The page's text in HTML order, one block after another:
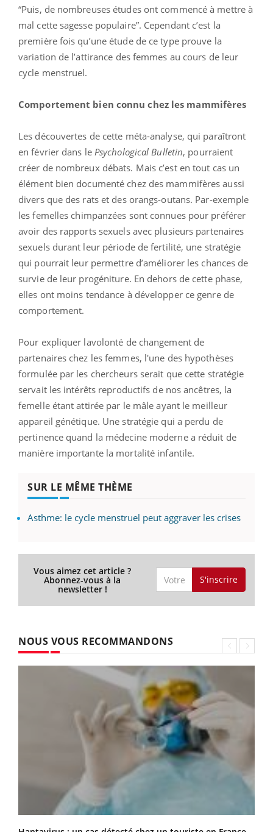
“Puis, de nombreuses études ont commencé à mettre à
mal cette sagesse populaire”. Cependant c’est la
première fois qu’une étude de ce type prouve la
variation de l’attirance des femmes au cours de leur
cycle menstruel.
Comportement bien connu chez les mammifères
Les découvertes de cette méta-analyse, qui paraîtront
en février dans le Psychological Bulletin, pourraient
créer de nombreux débats. Mais c’est en tout cas un
élément bien documenté chez des mammifères aussi
divers que des rats et des orangs-outans. Par-exemple
les femelles chimpanzées sont connues pour préférer
avoir des rapports sexuels avec plusieurs partenaires
sexuels durant leur période de fertilité, une stratégie
qui pourrait leur permettre d’améliorer les chances de
survie de leur progéniture. En dehors de cette phase,
elles ont moins tendance à développer ce genre de
comportement.
Pour expliquer lavolonté de changement de
partenaires chez les femmes, l'une des hypothèses
formulée par les chercheurs serait que cette stratégie
servait les intérêts reproductifs de nos ancêtres, la
femelle étant attirée par le mâle ayant le meilleur
appareil génétique. Une stratégie qui a perdu de
pertinence quand la médecine moderne a réduit de
manière importante la mortalité infantile.
SUR LE MÊME THÈME
Asthme: le cycle menstruel peut aggraver les crises
Vous aimez cet article ?
Abonnez-vous à la
newsletter !
S'inscrire
NOUS VOUS RECOMMANDONS